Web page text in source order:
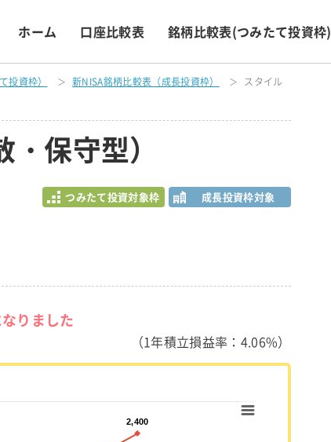
ホーム 口座比較表 銘柄比較表(つみたて投資枠)
投資枠） 新NISA銘柄比較表（成長投資枠）
スタイル
保守型）
つみたて投資対象枠 成長投資枠対象
りました
（1年積立損益率：4.06%）
2,400
2,400